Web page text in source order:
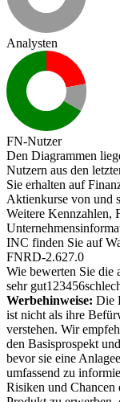
Analysten
FN-Nutzer
Den Diagrammen
Nutzern aus den
Sie erhalten auf
Aktienkurse von und
Weitere Kennzahlen,
INC finden Sie auf
FNRD-2.627.0
Wie bewerten Sie die
sehr gut1 23456
Werbehinweise: Die
ist nicht als ihre
verstehen. Wir
den Basisprospekt
bevor sie eine
umfassend zu
Risiken und Chancen